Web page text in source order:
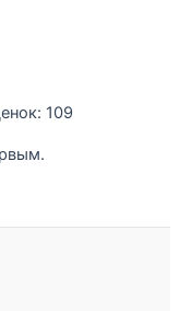
109